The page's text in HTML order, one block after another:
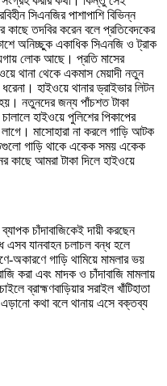
সিএনজির পাশাপাশি বিভিন্ন
তদবির করেন বলে প্রতিবেদকের
অনিচ্ছুক একাধিক সিএনজি ও ট্রাক
লোক আছে। প্রতি মাসের
থানা থেকে একমাস মেয়াদী নতুন
হাইওয়ে থানার ড্রাইভার লিটন
হয়। নতুনদের জন্য পাঁচশত টাকা
হাইওয়ে পুলিশের পিকাপের
লাগে। মাসোহারা না করলে গাড়ি আটক
গাড়ি থাকে একেক সময় একেক
কাছে আমরা টাকা দিলে হাইওয়ে
চাঁদাবাজিকেই দায়ী করছেন
এসব যানবাহন চলাচল বন্ধ হলে
অকারণে গাড়ি থামিয়ে মামলার ভয়
করা এবং মাদক ও চাঁদাবাজি মামলায়
ব্রাহ্মণবাড়িয়ার সরাইল খাঁটিহাতা
এড়ানো কথা বলে থানায় এসে বক্তব্য